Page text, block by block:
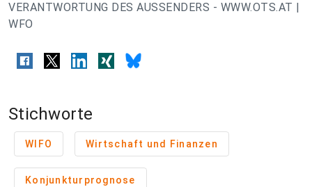
VERANTWORTUNG DES AUSSENDERS - WWW.OTS.AT |
WFO
Stichworte
WIFO Wirtschaft und Finanzen
Konjunkturprognose